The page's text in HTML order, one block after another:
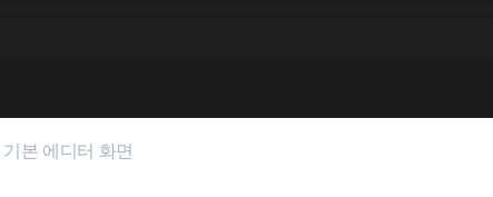
기본 에디터 화면